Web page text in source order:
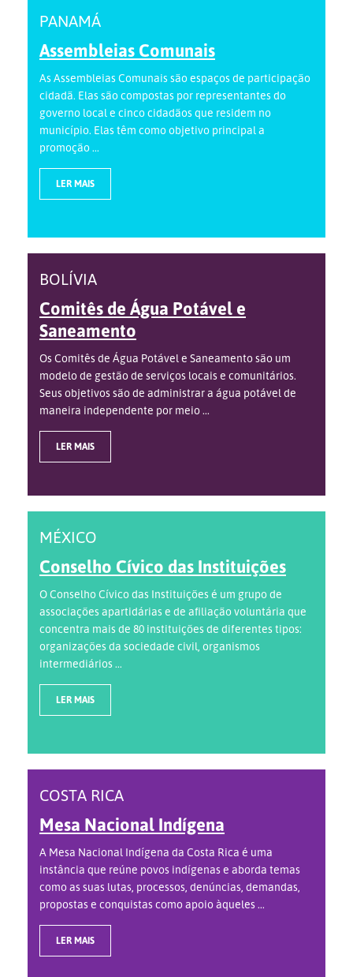
PANAMÁ
Assembleias Comunais
As Assembleias Comunais são espaços de participação
cidadã. Elas são compostas por representantes do
governo local e cinco cidadãos que residem no
município. Elas têm como objetivo principal a
promoção ...
LER MAIS
BOLÍVIA
Comitês de Água Potável e
Saneamento
Os Comitês de Água Potável e Saneamento são um
modelo de gestão de serviços locais e comunitários.
Seus objetivos são de administrar a água potável de
maneira independente por meio ...
LER MAIS
MÉXICO
Conselho Cívico das Instituições
O Conselho Cívico das Instituições é um grupo de
associações apartidárias e de afiliação voluntária que
concentra mais de 80 instituições de diferentes tipos:
organizações da sociedade civil, organismos
intermediários ...
LER MAIS
COSTA RICA
Mesa Nacional Indígena
A Mesa Nacional Indígena da Costa Rica é uma
instância que reúne povos indígenas e aborda temas
como as suas lutas, processos, denúncias, demandas,
propostas e conquistas como apoio àqueles ...
LER MAIS